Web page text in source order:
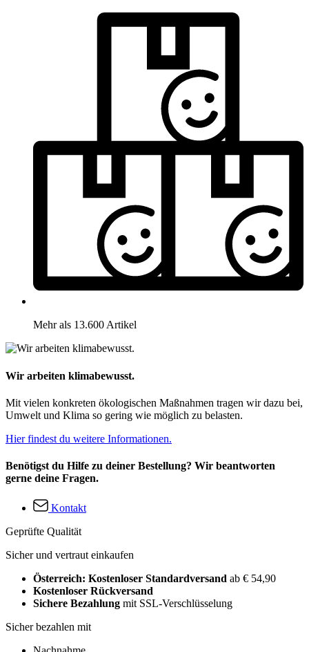
Mehr als 13.600 Artikel
Wir arbeiten klimabewusst.
Mit vielen konkreten ökologischen Maßnahmen tragen wir dazu bei,
Umwelt und Klima so gering wie möglich zu belasten.
Hier findest du weitere Informationen.
Benötigst du Hilfe zu deiner Bestellung? Wir beantworten
gerne deine Fragen.
Kontakt
Geprüfte Qualität
Sicher und vertraut einkaufen
Österreich: Kostenloser Standardversand ab € 54,90
Kostenloser Rückversand
Sichere Bezahlung mit SSL-Verschlüsselung
Sicher bezahlen mit